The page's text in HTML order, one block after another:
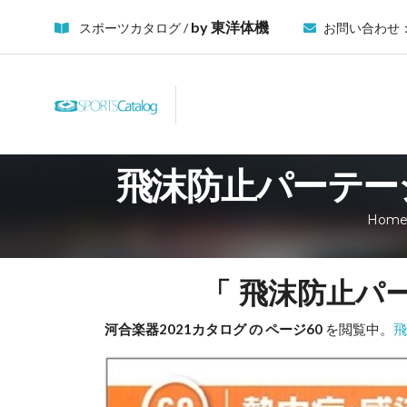
スポーツカタログ /by 東洋体機 お問い合わせ
飛沫防止パーテ
Home
「 飛沫防止
河合楽器2021カタログ の ページ60 を閲覧中。